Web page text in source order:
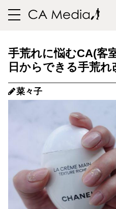
toggle
手荒れに悩むCA(客
日からできる手荒れ
菜々子